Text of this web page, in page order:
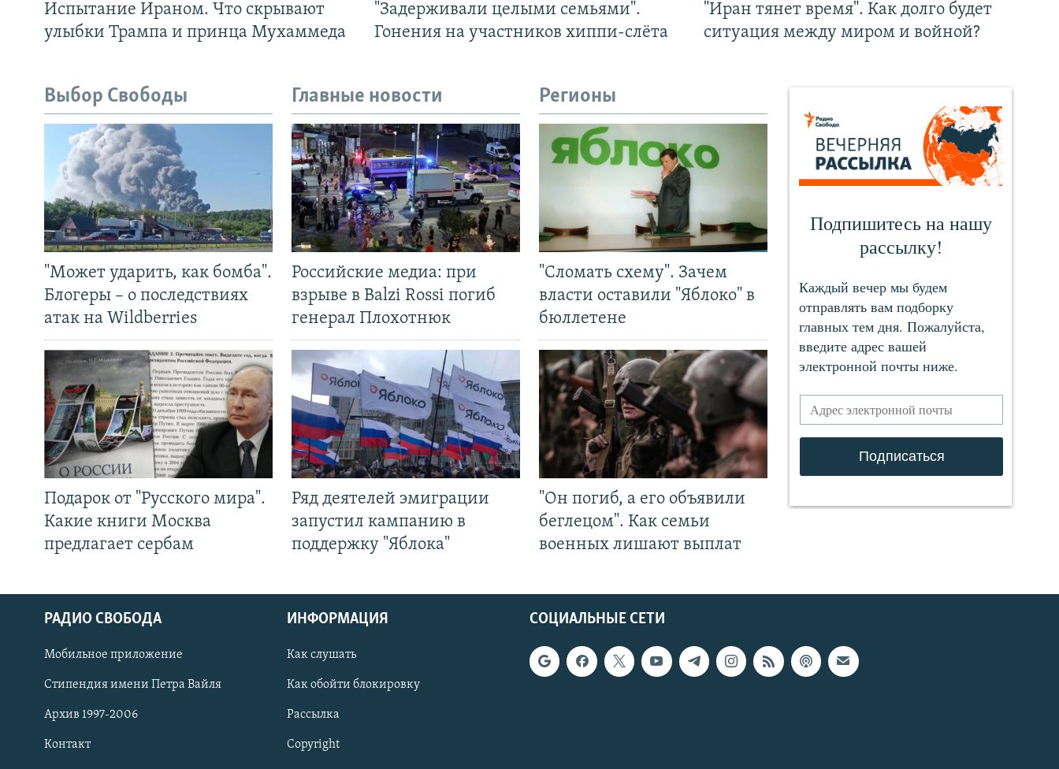
СОЦИАЛЬНЫЕ СЕТИ
Испытание Ираном. Что скрывают
улыбки Трампа и принца Мухаммеда
"Задерживали целыми семьями".
Гонения на участников хиппи-слёта
"Иран тянет время". Как долго будет
ситуация между миром и войной?
Выбор Свободы
"Может ударить, как бомба".
Блогеры – о последствиях
атак на Wildberries
Подарок от "Русского мира".
Какие книги Москва
предлагает сербам
Главные новости
Российские медиа: при
взрыве в Balzi Rossi погиб
генерал Плохотнюк
Ряд деятелей эмиграции
запустил кампанию в
поддержку "Яблока"
Регионы
"Сломать схему". Зачем
власти оставили "Яблоко" в
бюллетене
"Он погиб, а его объявили
беглецом". Как семьи
военных лишают выплат
СОЦИАЛЬНЫЕ СЕТИ
РАДИО СВОБОДА
Мобильное приложение
Стипендия имени Петра Вайля
Архив 1997-2006
Контакт
ИНФОРМАЦИЯ
Как слушать
Как обойти блокировку
Рассылка
Copyright